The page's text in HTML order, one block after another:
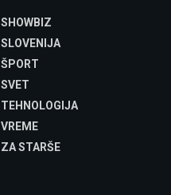
SHOWBIZ
SLOVENIJA
ŠPORT
SVET
TEHNOLOGIJA
VREME
ZA STARŠE